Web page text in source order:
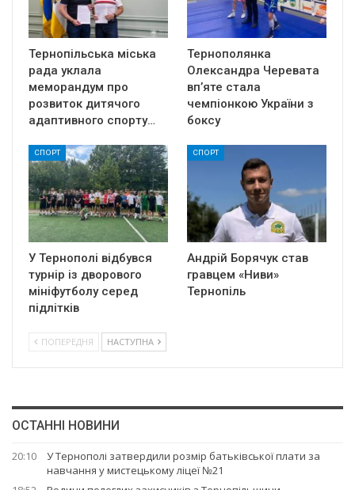
Тернопільська міська
рада уклала
меморандум про
розвиток дитячого
адаптивного спорту…
Тернополянка
Олександра Черевата
вп’яте стала
чемпіонкою України з
боксу
СПОРТ
У Тернополі відбувся
турнір із дворового
мініфутболу серед
підлітків
СПОРТ
Андрій Борячук став
гравцем «Ниви»
Тернопіль
ПОПЕРЕДНЯ НАСТУПНА
ОСТАННІ НОВИНИ
20:10
У Тернополі затвердили розмір батьківської плати за
навчання у мистецькому ліцеї №21